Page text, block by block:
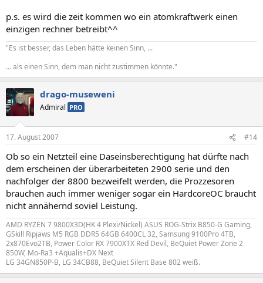
p.s. es wird die zeit kommen wo ein atomkraftwerk einen
einzigen rechner betreibt^^
"Es ist besser, das Leben hätte keinen Sinn, ...
... als einen Sinn, dem man nicht zustimmen könnte."
drago-museweni
Admiral PRO
17. August 2007 #14
Ob so ein Netzteil eine Daseinsberechtigung hat dürfte nach
dem erscheinen der überarbeiteten 2900 serie und den
nachfolger der 8800 bezweifelt werden, die Prozzesoren
brauchen auch immer weniger sogar ein HardcoreOC braucht
nicht annähernd soviel Leistung.
AMD RYZEN 7 9800X3D(HK 4 Plexi/Nickel) ASUS ROG-Strix B850-G Gaming,
GSkill Ripjaws M5 RGB DDR5 64GB 6400CL 32, Samsung 9100Pro 4TB,
2x870Evo2TB, Power Color RX 7900XTX Red Devil, BeQuiet Power Zone 2
850W, Mo-Ra3 +Aqualis+DX Next
LG 34GN850P-B, LG 34CB88, BeQuiet Silent Base 802 weiß.